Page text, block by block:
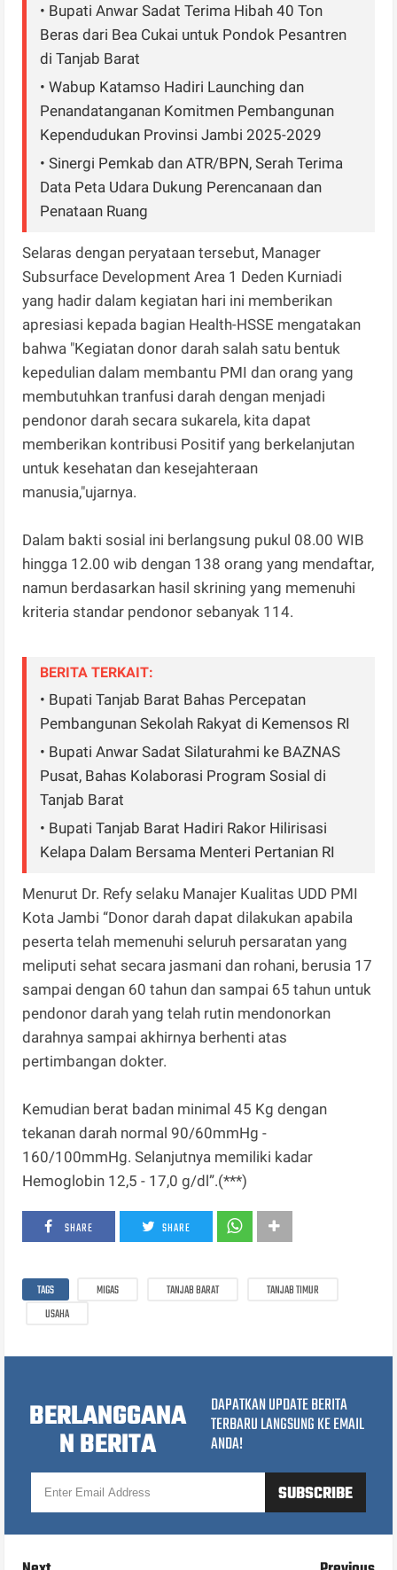
• Bupati Anwar Sadat Terima Hibah 40 Ton
Beras dari Bea Cukai untuk Pondok Pesantren
di Tanjab Barat
• Wabup Katamso Hadiri Launching dan
Penandatanganan Komitmen Pembangunan
Kependudukan Provinsi Jambi 2025-2029
• Sinergi Pemkab dan ATR/BPN, Serah Terima
Data Peta Udara Dukung Perencanaan dan
Penataan Ruang
Selaras dengan peryataan tersebut, Manager
Subsurface Development Area 1 Deden Kurniadi
yang hadir dalam kegiatan hari ini memberikan
apresiasi kepada bagian Health-HSSE mengatakan
bahwa "Kegiatan donor darah salah satu bentuk
kepedulian dalam membantu PMI dan orang yang
membutuhkan tranfusi darah dengan menjadi
pendonor darah secara sukarela, kita dapat
memberikan kontribusi Positif yang berkelanjutan
untuk kesehatan dan kesejahteraan
manusia,"ujarnya.
Dalam bakti sosial ini berlangsung pukul 08.00 WIB
hingga 12.00 wib dengan 138 orang yang mendaftar,
namun berdasarkan hasil skrining yang memenuhi
kriteria standar pendonor sebanyak 114.
BERITA TERKAIT:
• ‎Bupati Tanjab Barat Bahas Percepatan
Pembangunan Sekolah Rakyat di Kemensos RI‎
• Bupati Anwar Sadat Silaturahmi ke BAZNAS
Pusat, Bahas Kolaborasi Program Sosial di
Tanjab Barat
• Bupati Tanjab Barat Hadiri Rakor Hilirisasi
Kelapa Dalam Bersama Menteri Pertanian RI
Menurut Dr. Refy selaku Manajer Kualitas UDD PMI
Kota Jambi “Donor darah dapat dilakukan apabila
peserta telah memenuhi seluruh persaratan yang
meliputi sehat secara jasmani dan rohani, berusia 17
sampai dengan 60 tahun dan sampai 65 tahun untuk
pendonor darah yang telah rutin mendonorkan
darahnya sampai akhirnya berhenti atas
pertimbangan dokter.
Kemudian berat badan minimal 45 Kg dengan
tekanan darah normal 90/60mmHg -
160/100mmHg. Selanjutnya memiliki kadar
Hemoglobin 12,5 - 17,0 g/dl”.(***)
SHARE SHARE
TAGS MIGAS TANJAB BARAT
TANJAB TIMUR
USAHA
BERLANGGANA
N BERITA
DAPATKAN UPDATE BERITA
TERBARU LANGSUNG KE EMAIL
ANDA!